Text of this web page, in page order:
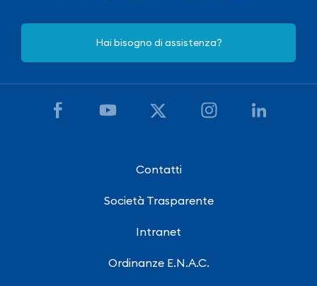
Hai bisogno di assistenza?
Contatti
Società Trasparente
Intranet
Ordinanze E.N.A.C.